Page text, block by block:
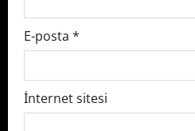
E-posta *
İnternet sitesi